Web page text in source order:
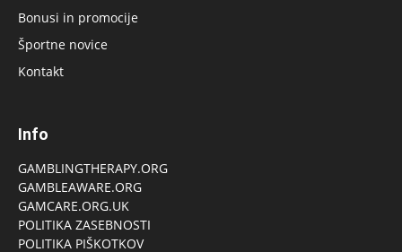
Bonusi in promocije
Športne novice
Kontakt
Info
GAMBLINGTHERAPY.ORG
GAMBLEAWARE.ORG
GAMCARE.ORG.UK
POLITIKA ZASEBNOSTI
POLITIKA PIŠKOTKOV